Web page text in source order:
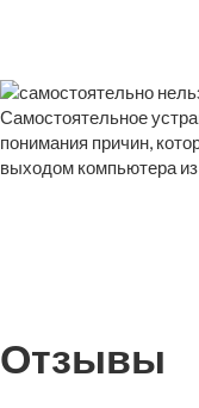
Самостоятельное
понимания причин,
выходом компьютера из
Отзывы